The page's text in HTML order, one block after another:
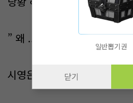
” 왜 ..왜 그래 ? 열도 안나는데
시영은 옅은 미소를 보이며
일반뽑기권
닫기